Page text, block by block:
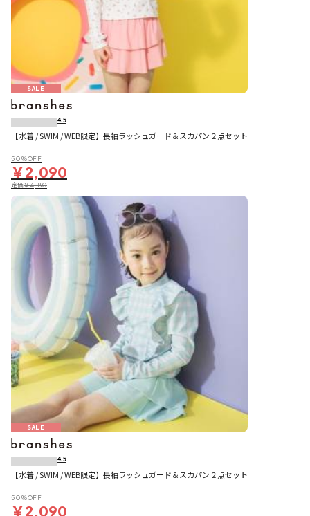
SALE
4.5
【水着 / SWIM / WEB限定】長袖ラッシュガード＆スカパン２点セット
50％OFF
￥2,090
定価￥4,180
SALE
4.5
【水着 / SWIM / WEB限定】長袖ラッシュガード＆スカパン２点セット
50％OFF
￥2,090